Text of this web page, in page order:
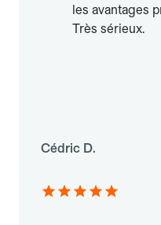
les avantages
Très sérieux.
Cédric D.